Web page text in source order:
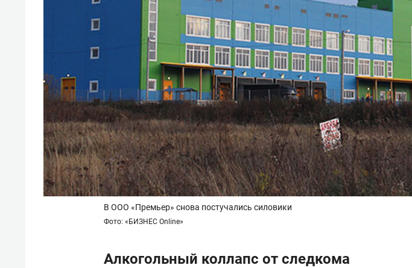
В ООО «Премьер» снова постучались силовики
Фото: «БИЗНЕС Online»
Алкогольный коллапс от следкома